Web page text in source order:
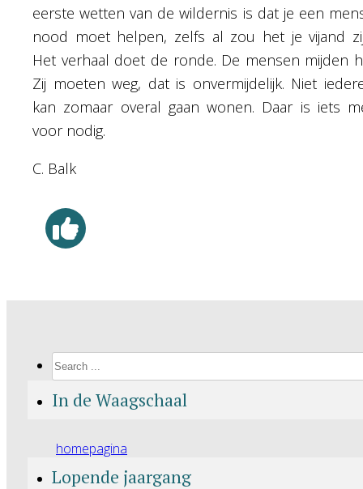
eerste wetten van de wildernis is dat je een
nood moet helpen, zelfs al zou het je vijand
Het verhaal doet de ronde. De mensen mijden
Zij moeten weg, dat is onvermijdelijk. Niet
kan zomaar overal gaan wonen. Daar is iets
voor nodig.
C. Balk
Search
In de Waagschaal
homepagina
Lopende jaargang